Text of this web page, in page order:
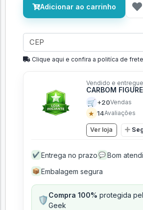
Adicionar ao carrinho
Clique aqui e confira a politíca de
Vendido e
CARBOM
🛒 +20Vendas
★ 14Avaliações
Ver loja
✔ Entrega no prazo 💬 Bom
📦 Embalagem segura
🛡️Compra 100% protegida
Geek